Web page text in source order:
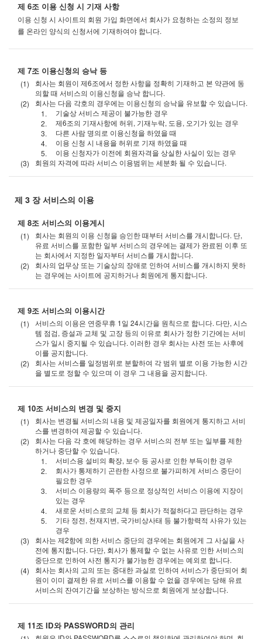
제 6조 이용 신청 시 기재 사항
이용 신청 시 사이트의 회원 가입 화면에서 회사가 요청하는 소정의 정보
를 온라인 양식의 신청서에 기재하여야 합니다.
제 7조 이용신청의 승낙 등
회사는 회원이 제6조에서 정한 사항을 정확히 기재하고 본 약관에 동
의할 때 서비스의 이용신청을 승낙 합니다.
회사는 다음 각호의 경우에는 이용신청의 승낙을 유보할 수 있습니다.
기술상 서비스 제공이 불가능한 경우
제6조의 기재사항에 허위, 기재누락, 도용, 오기가 있는 경우
다른 사람 명의로 이용신청을 하였을 때
이용 신청 시 내용을 허위로 기재 하였을 때
이용 신청자가 이전에 회원자격을 상실한 사실이 있는 경우
회원의 자격에 따라 서비스 이용범위는 세분화 될 수 있습니다.
제 3 장 서비스의 이용
제 8조 서비스의 이용게시
회사는 회원의 이용 신청을 승인한 때부터 서비스를 개시합니다. 단,
유료 서비스를 포함한 일부 서비스의 경우에는 결제가 완료된 이후 또
는 회사에서 지정한 일자부터 서비스를 개시합니다.
회사의 업무상 또는 기술상의 장애로 인하여 서비스를 개시하지 못하
는 경우에는 사이트에 공지하거나 회원에게 통지합니다.
제 9조 서비스의 이용시간
서비스의 이용은 연중무휴 1일 24시간을 원칙으로 합니다. 다만, 시스
템 점검, 증설과 교체 및 고장 등의 이유로 회사가 정한 기간에는 서비
스가 일시 중지될 수 있습니다. 이러한 경우 회사는 사전 또는 사후에
이를 공지합니다.
회사는 서비스를 일정범위로 분할하여 각 범위 별로 이용 가능한 시간
을 별도로 정할 수 있으며 이 경우 그 내용을 공지합니다.
제 10조 서비스의 변경 및 중지
회사는 변경될 서비스의 내용 및 제공일자를 회원에게 통지하고 서비
스를 변경하여 제공할 수 있습니다.
회사는 다음 각 호에 해당하는 경우 서비스의 전부 또는 일부를 제한
하거나 중단할 수 있습니다.
서비스용 설비의 확장, 보수 등 공사로 인한 부득이한 경우
회사가 통제하기 곤란한 사정으로 불가피하게 서비스 중단이
필요한 경우
서비스 이용량의 폭주 등으로 정상적인 서비스 이용에 지장이
있는 경우
새로운 서비스로의 교체 등 회사가 적절하다고 판단하는 경우
기타 정전, 천재지변, 국가비상사태 등 불가항력적 사유가 있는
경우
회사는 제2항에 의한 서비스 중단의 경우에는 회원에게 그 사실을 사
전에 통지합니다. 다만, 회사가 통제할 수 없는 사유로 인한 서비스의
중단으로 인하여 사전 통지가 불가능한 경우에는 예외로 합니다.
회사는 회사의 고의 또는 중대한 과실로 인하여 서비스가 중단되어 회
원이 이미 결제한 유료 서비스를 이용할 수 없을 경우에는 당해 유료
서비스의 잔여기간을 보상하는 방식으로 회원에게 보상합니다.
제 11조 ID와 PASSWORD의 관리